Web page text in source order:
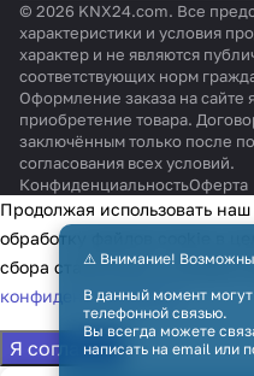
© 2026 KNX24.com. Все
характеристики и условия
характер и не являются
соответствующих норм
Оформление заказа на сайте
приобретение товара.
заключённым только после
согласования всех условий.
КонфиденциальностьОферта
⚠️ Внимание!
В данный момент
телефонной связью.
Вы всегда можете
написать на email или
Продолжая использовать наш
обработку файлов cookie в
сбора статистики в
конфиденциальности
Я согласен